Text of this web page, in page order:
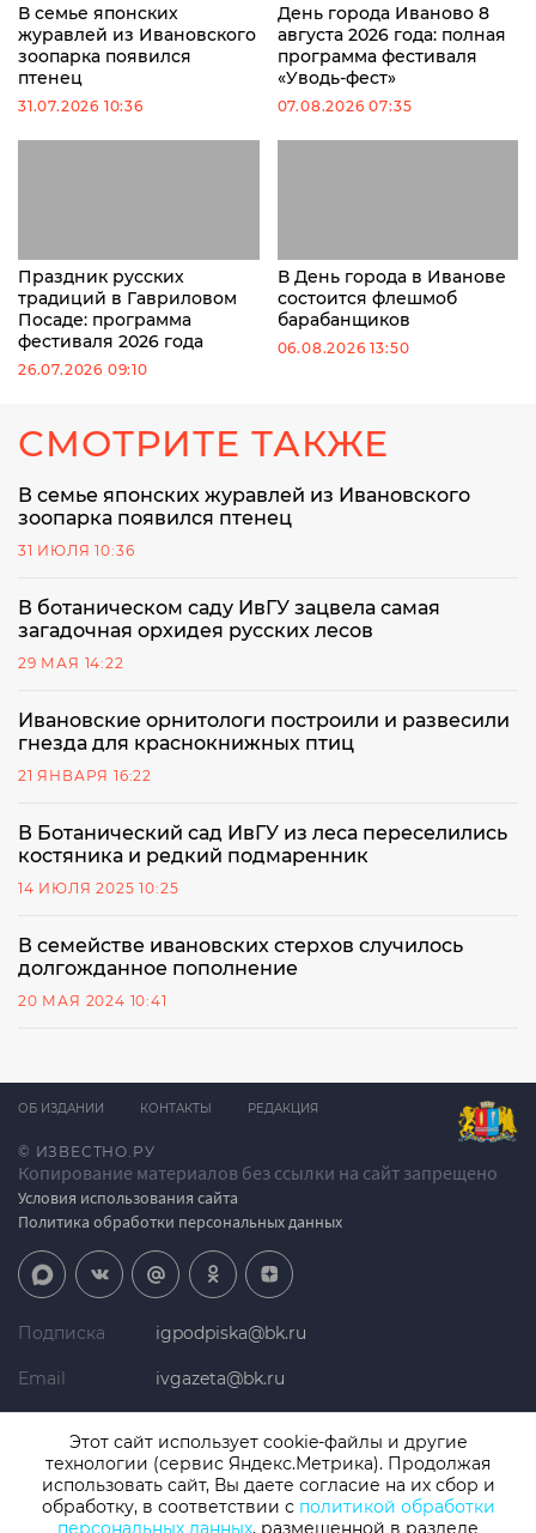
В семье японских
журавлей из Ивановского
зоопарка появился
птенец
31.07.2026 10:36
День города Иваново 8
августа 2026 года: полная
программа фестиваля
«Уводь-фест»
07.08.2026 07:35
Праздник русских
традиций в Гавриловом
Посаде: программа
фестиваля 2026 года
26.07.2026 09:10
В День города в Иванове
состоится флешмоб
барабанщиков
06.08.2026 13:50
СМОТРИТЕ ТАКЖЕ
В семье японских журавлей из Ивановского
зоопарка появился птенец
31 ИЮЛЯ 10:36
В ботаническом саду ИвГУ зацвела самая
загадочная орхидея русских лесов
29 МАЯ 14:22
Ивановские орнитологи построили и развесили
гнезда для краснокнижных птиц
21 ЯНВАРЯ 16:22
В Ботанический сад ИвГУ из леса переселились
костяника и редкий подмаренник
14 ИЮЛЯ 2025 10:25
В семействе ивановских стерхов случилось
долгожданное пополнение
20 МАЯ 2024 10:41
© ИЗВЕСТНО.РУ
Копирование материалов без ссылки на сайт запрещено
Условия использования сайта
Политика обработки персональных данных
ОБ ИЗДАНИИ КОНТАКТЫ РЕДАКЦИЯ
Подписка igpodpiska@bk.ru
Email ivgazeta@bk.ru
Телефон +7 (4932) 41-94-81
Этот сайт использует cookie-файлы и другие
технологии (сервис Яндекс.Метрика). Продолжая
использовать сайт, Вы даете согласие на их сбор и
обработку, в соответствии с политикой обработки
персональных данных, размещенной в разделе